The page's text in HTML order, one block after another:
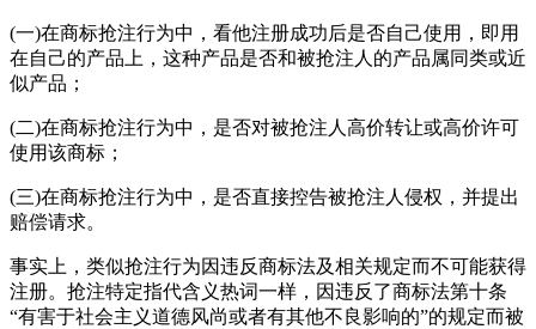
(一)在商标抢注行为中，看他注册成功后是否自己使用，即用
在自己的产品上，这种产品是否和被抢注人的产品属同类或近
似产品；
(二)在商标抢注行为中，是否对被抢注人高价转让或高价许可
使用该商标；
(三)在商标抢注行为中，是否直接控告被抢注人侵权，并提出
赔偿请求。
事实上，类似抢注行为因违反商标法及相关规定而不可能获得
注册。抢注特定指代含义热词一样，因违反了商标法第十条
“有害于社会主义道德风尚或者有其他不良影响的”的规定而被